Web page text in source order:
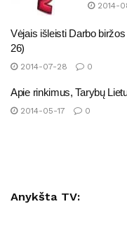
2014-
Vėjais išleisti Darbo biržos
26)
2014-07-28 0
Apie rinkimus, Tarybų
2014-05-17 0
Anykšta TV: